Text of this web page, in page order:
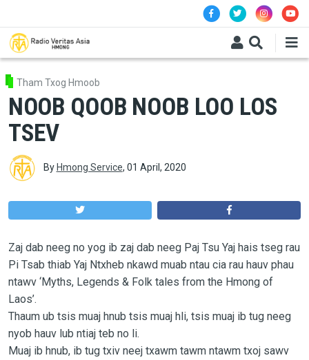
Tham Txog Hmoob
NOOB QOOB NOOB LOO LOS
TSEV
By Hmong Service, 01 April, 2020
Zaj dab neeg no yog ib zaj dab neeg Paj Tsu Yaj hais tseg rau
Pi Tsab thiab Yaj Ntxheb nkawd muab ntau cia rau hauv phau
ntawv ‘Myths, Legends & Folk tales from the Hmong of
Laos’.
Thaum ub tsis muaj hnub tsis muaj hli, tsis muaj ib tug neeg
nyob hauv lub ntiaj teb no li.
Muaj ib hnub, ib tug txiv neej txawm tawm ntawm txoj sawv